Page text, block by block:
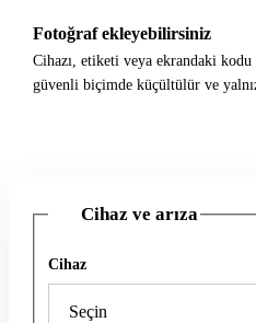
Fotoğraf ekleyebilirsiniz
Cihazı, etiketi veya ekrandaki
güvenli biçimde küçültülür ve
Cihaz ve arıza
Cihaz